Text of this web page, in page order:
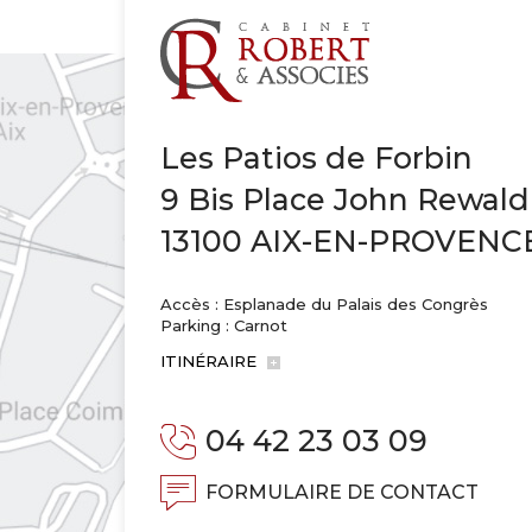
Les Patios de Forbin
9 Bis Place John Rewald
13100 AIX-EN-
Accès : Esplanade du Palais des Congrès
Parking : Carnot
ITINÉRAIRE
04 42 23 03 09
FORMULAIRE DE CONTACT